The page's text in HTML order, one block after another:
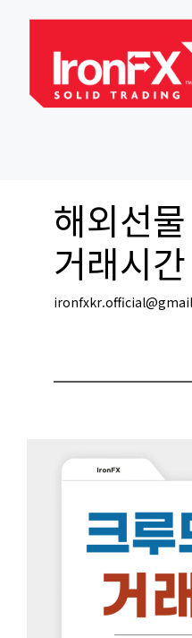
content
해외선
거래시